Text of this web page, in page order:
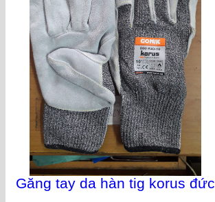
Găng tay da hàn tig korus đức